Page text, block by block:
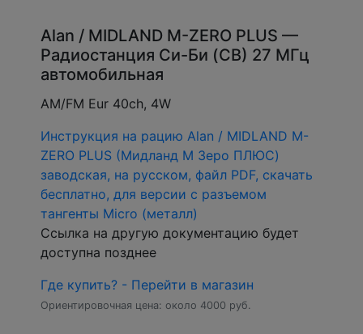
Alan / MIDLAND M-ZERO PLUS —
Радиостанция Си-Би (CB) 27 МГц
автомобильная
AM/FM Eur 40ch, 4W
Инструкция на рацию Alan / MIDLAND M-
ZERO PLUS (Мидланд М Зеро ПЛЮС)
заводская, на русском, файл PDF, скачать
бесплатно, для версии с разъемом
тангенты Micro (металл)
Ссылка на другую документацию будет
доступна позднее
Где купить? - Перейти в магазин
Ориентировочная цена: около 4000 руб.